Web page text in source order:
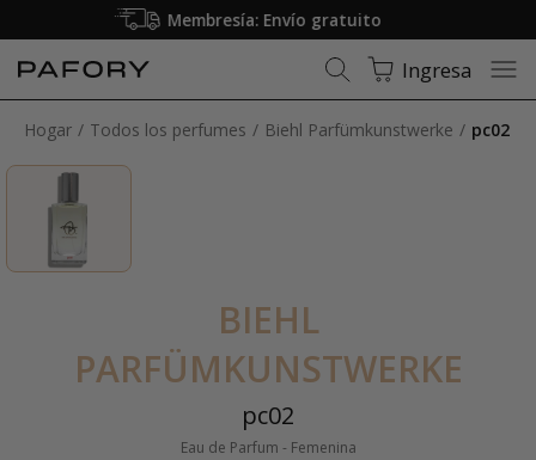
Solo fragancias 100% originales
Ingresa
Hogar Todos los perfumes Biehl Parfümkunstwerke pc02
BIEHL
PARFÜMKUNSTWERKE
pc02
Eau de Parfum - Femenina